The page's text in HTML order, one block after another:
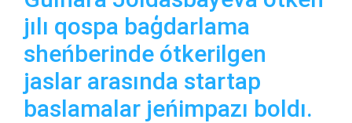
jılı qospa baģdarlama
sheńberinde ótkerilgen
jaslar arasında startap
baslamalar jeńimpazı boldı.